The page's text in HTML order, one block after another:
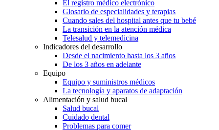
El registro médico electrónico
Glosario de especialidades y terapias
Cuando sales del hospital antes que tu bebé
La transición en la atención médica
Telesalud y telemedicina
Indicadores del desarrollo
Desde el nacimiento hasta los 3 años
De los 3 años en adelante
Equipo
Equipo y suministros médicos
La tecnología y aparatos de adaptación
Alimentación y salud bucal
Salud bucal
Cuidado dental
Problemas para comer